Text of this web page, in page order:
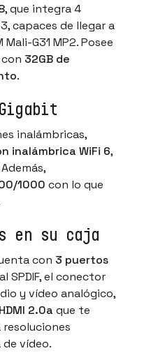
, que integra 4
capaces de llegar a
Mali-G31 MP2. Posee
32GB de
.
inalámbricas,
inalámbrica WiFi 6,
1000 con lo que
en su caja
con 3 puertos
SPDIF, el conector
y vídeo analógico,
HDMI 2.0a que te
de vídeo.